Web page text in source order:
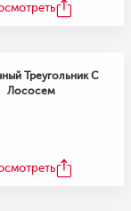
Треугольник С
Лососем